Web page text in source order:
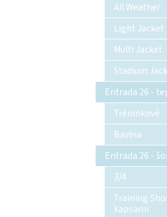
All Weather
Light Jacket
Multi Jacket
Stadium
Entrada 26 -
Tréninkové
Bavlna
Entrada 26 -
3/4
Training
kapsami